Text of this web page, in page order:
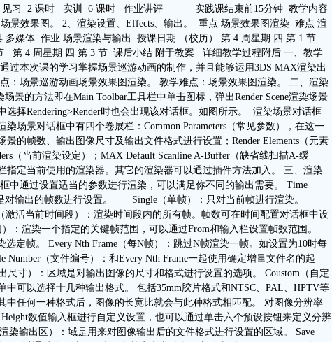
见习  2 课时   实训  6 课时   作业讲评  实践课结束前15分钟  教学内容 
效果图。 2、渲染设置、Effects、输出。  重点 场景效果图渲染  难点 渲
多媒体  作业 场景渲染与输出  授课日期 （校历） 第 4 周星期 四 第 1 节   
 第 4 周星期 四 第 3 节  课后小结 附于教案   详细教学过程附后 一、教学
过本次课的学习掌握场景巡游动画的制作，并且能够运用3DS MAX渲染出
：场景巡游动画场景效果图渲染。 教学难点：场景效果图渲染。 二、渲染
场景的方法即在Main Toolbar工具栏中单击图标，弹出Render Scene渲染场景
选择Rendering>Render时也会出现该对话框。如图所示。 渲染场景对话框
染场景对话框中有四个卷展栏：Common Parameters（常见参数），在这一
景的帧数、输出图像尺寸及输出文件格式进行设置；Render Elements（元素
（当前渲染设定）；MAX Default Scanline A-Buffer（缺省线扫描A-缓
指定当前使用的渲染器。其它的渲染器可以通过插件方法加入。 三、渲染
中通过设置适当的参数进行渲染，可以满足你不同的输出需要。 Time
对输出的帧数进行设置。 Single（单帧）：只对当前帧进行渲染。
激活当前时间段）：渲染时间段内的所有帧。帧数可在时间配置对话框中设
渲染一个指定的关键帧范围，可以通过From和输入栏设置帧数范围。
选定帧。 Every Nth Frame（每N帧）：跳过N帧渲染一帧。如设置为10时每
Number（文件编号）：和Every Nth Frame一起使用确定增量文件名的起
尺寸）：区域是对输出图像的尺寸和格式进行设置的选项。 Coustom（自定
中可以选择十几种输出格式。 包括35mm胶片格式和NTSC、PAL、HPTV等
中任何一种格式后，图像的长宽比就会与此种格式相匹配。 对图像分辨率
数值输入框进行自定义设置，也可以通过单击六个预设按钮来定义分辨
染输出区）：域是用来对图像输出后的文件格式进行设置的区域。 Save